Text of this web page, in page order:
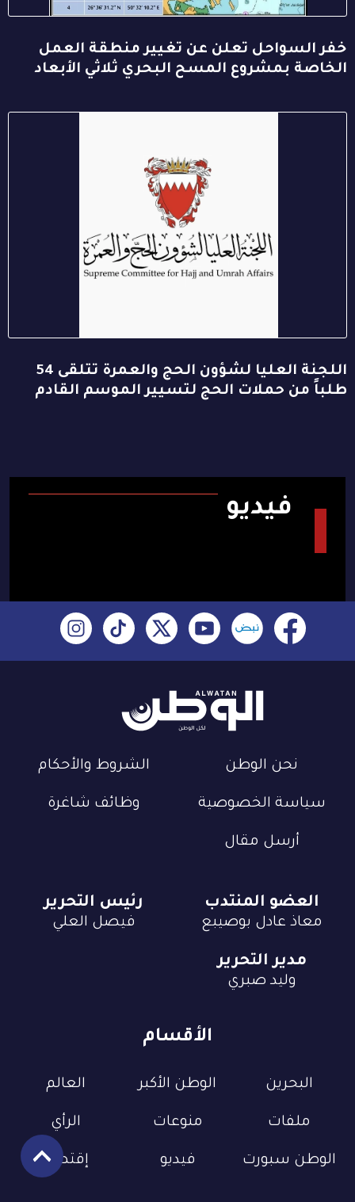
خفر السواحل تعلن عن تغيير منطقة العمل
الخاصة بمشروع المسح البحري ثلاثي الأبعاد
اللجنة العليا لشؤون الحج والعمرة تتلقى 54
طلباً من حملات الحج لتسيير الموسم القادم
فيديو
نحن الوطن الشروط والأحكام
سياسة الخصوصية وظائف شاغرة
أرسل مقال
الأقسام
البحرين الوطن الأكبر العالم
ملفات منوعات الرأي
الوطن سبورت فيديو إقتصاد
العضو المنتدب
معاذ عادل بوصيبع
رئيس التحرير
فيصل العلي
مدير التحرير
وليد صبري